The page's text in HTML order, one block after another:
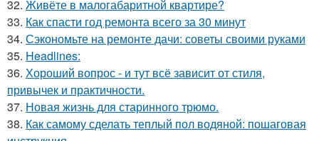
32. Живёте в малогабаритной квартире?
33. Как спасти год ремонта всего за 30 минут
34. Сэкономьте на ремонте дачи: советы своими руками
35. Headlines:
36. Хороший вопрос - и тут всё зависит от стиля,
привычек и практичности.
37. Новая жизнь для старинного трюмо.
38. Как самому сделать теплый пол водяной: пошаговая